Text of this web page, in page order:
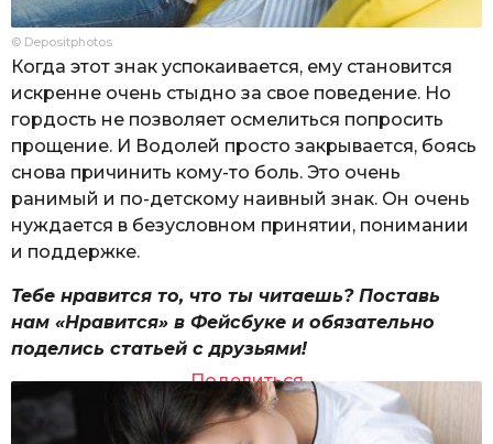
© Depositphotos
Когда этот знак успокаивается, ему становится
искренне очень стыдно за свое поведение. Но
гордость не позволяет осмелиться попросить
прощение. И Водолей просто закрывается, боясь
снова причинить кому-то боль. Это очень
ранимый и по-детскому наивный знак. Он очень
нуждается в безусловном принятии, понимании
и поддержке.
Тебе нравится то, что ты читаешь? Поставь
нам «Нравится» в Фейсбуке и обязательно
поделись статьей с друзьями!
Поделиться